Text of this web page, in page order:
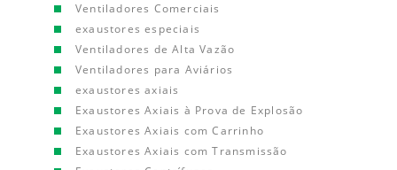
Ventiladores Comerciais
exaustores especiais
Ventiladores de Alta Vazão
Ventiladores para Aviários
exaustores axiais
Exaustores Axiais à Prova de Explosão
Exaustores Axiais com Carrinho
Exaustores Axiais com Transmissão